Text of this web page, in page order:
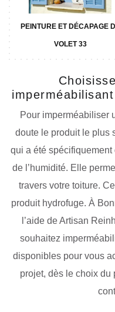
PEINTURE ET DÉCAPAGE
VOLET 33
Pour imperméabiliser
doute le produit le plus
qui a été
de l’humidité. Elle
travers votre toiture.
produit hydrofuge. À
l’aide de Artisan
souhaitez
disponibles pour vous
projet, dès le choix du